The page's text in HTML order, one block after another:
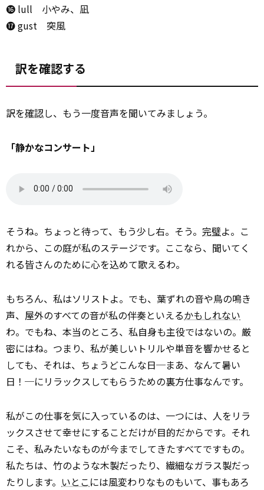
⓰ lull 小やみ、凪
⓱ gust 突風
訳を確認する
訳を確認し、もう一度音声を聞いてみましょう。
「静かなコンサート」
そうね。ちょっと待って、もう少し右。そう。 完璧よ。こ
れから、この庭が私のステージです。ここなら、聞いてく
れる皆さんのために心を込めて歌えるわ。
もちろん、私はソリストよ。でも、葉ずれの音や鳥の鳴き
声、屋外のすべての音が私の伴奏といえるかもしれない
わ。でもね、本当のところ、私自身も主役ではないの。厳
密にはね。つまり、私が美しいトリルや単音を響かせると
しても、それは、ちょうどこんな日─まあ、なんて暑い
日！─にリラックスしてもらうための裏方仕事なんです。
私がこの仕事を気に入っているのは、一つには、人をリラ
ックスさせて幸せにすることだけが目的だからです。それ
こそ、私みたいなものが今までしてきたすべてですもの。
私たちは、竹のような木製だったり、繊細なガラス製だっ
たりします。 いとこには風変わりなものもいて、事もあろ